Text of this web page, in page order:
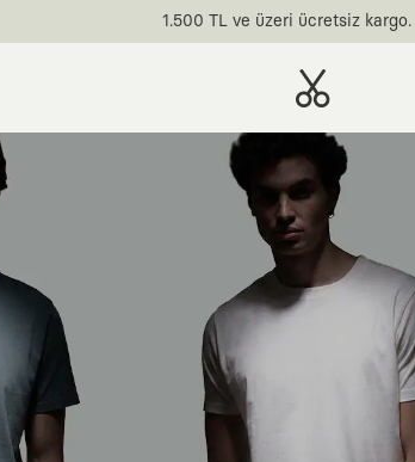
1.500 TL ve üzeri ücretsiz kargo.